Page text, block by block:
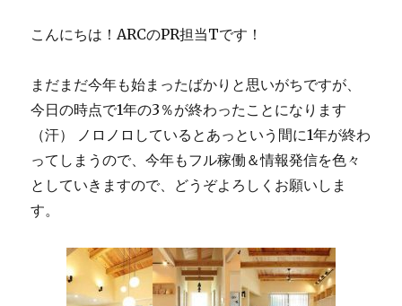
こんにちは！ARCのPR担当Tです！
まだまだ今年も始まったばかりと思いがちですが、
今日の時点で1年の3％が終わったことになります
（汗） ノロノロしているとあっという間に1年が終わ
ってしまうので、今年もフル稼働＆情報発信を色々
としていきますので、どうぞよろしくお願いしま
す。